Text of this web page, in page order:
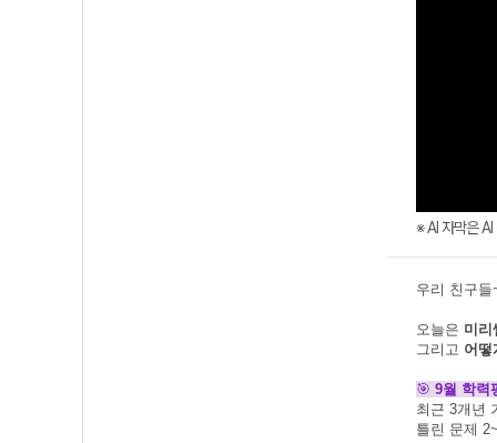
※ AI 자막은 AI
우리 친구
오늘은 미
그리고 어떻
🎯 9월 학력
최근 3개년
틀린 문제